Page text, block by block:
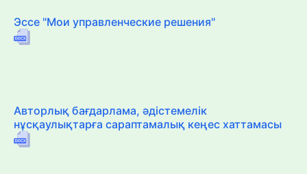
Эссе "Мои управленческие решения"
Авторлық бағдарлама, әдістемелік
нұсқаулықтарға сараптамалық кеңес хаттамасы